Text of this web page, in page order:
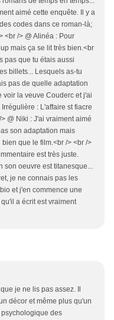
aimé cette enquête. Il y a
codes dans ce roman-là;
<br /> @ Alinéa : Pour
mais ça se lit très bien.<br
pas que tu étais aussi
billets... Lesquels as-tu
pas de quelle adaptation
voir la veuve Couderc et j'ai
: L'affaire st fiacre
@ Niki : J'ai vraiment aimé
son adaptation mais
que le film.<br /> <br />
est très juste.
son oeuvre est titanesque...
je ne connais pas les
et j'en commence une
a écrit est vraiment
je ne lis pas assez. Il
décor et même plus qu'un
des